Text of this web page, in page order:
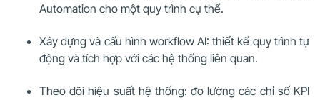
Automation cho một quy trình cụ thể.
Xây dựng và cấu hình workflow AI: thiết kế quy trình tự
động và tích hợp với các hệ thống liên quan.
Theo dõi hiệu suất hệ thống: đo lường các chỉ số KPI